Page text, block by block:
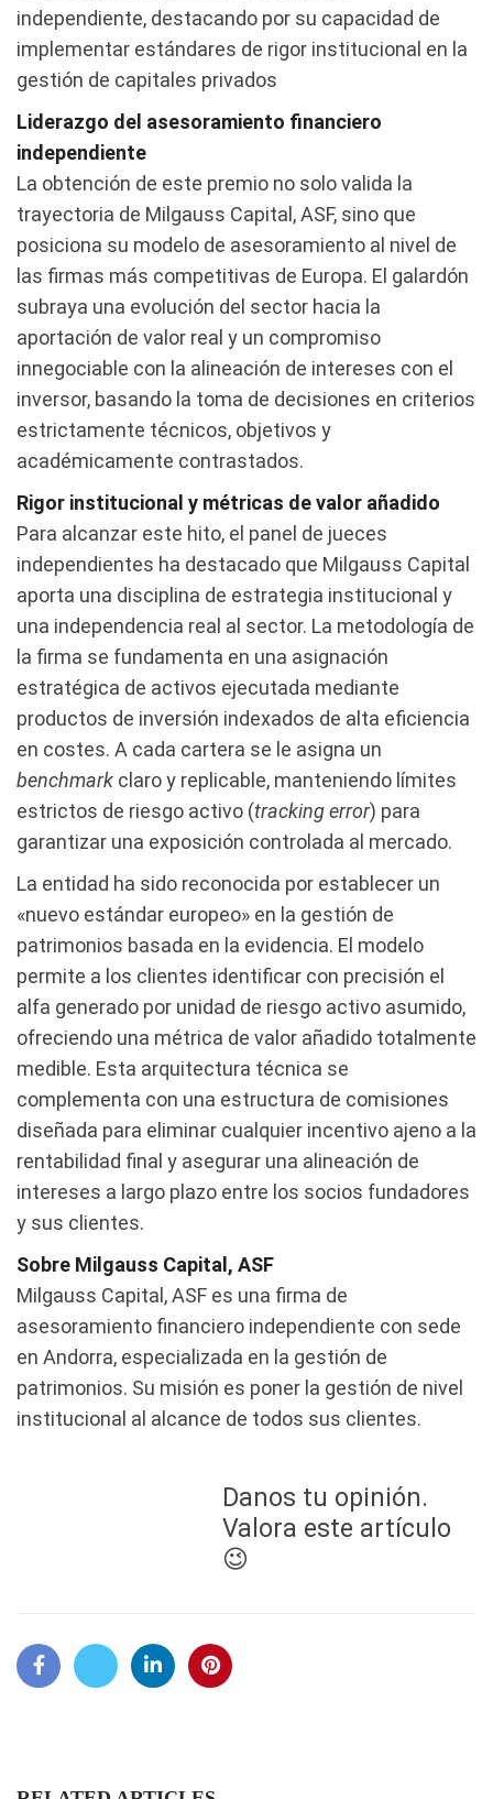
independiente, destacando por su capacidad de
implementar estándares de rigor institucional en la
gestión de capitales privados
Liderazgo del asesoramiento financiero
independiente
La obtención de este premio no solo valida la
trayectoria de Milgauss Capital, ASF, sino que
posiciona su modelo de asesoramiento al nivel de
las firmas más competitivas de Europa. El galardón
subraya una evolución del sector hacia la
aportación de valor real y un compromiso
innegociable con la alineación de intereses con el
inversor, basando la toma de decisiones en criterios
estrictamente técnicos, objetivos y
académicamente contrastados.
Rigor institucional y métricas de valor añadido
Para alcanzar este hito, el panel de jueces
independientes ha destacado que Milgauss Capital
aporta una disciplina de estrategia institucional y
una independencia real al sector. La metodología de
la firma se fundamenta en una asignación
estratégica de activos ejecutada mediante
productos de inversión indexados de alta eficiencia
en costes. A cada cartera se le asigna un
benchmark claro y replicable, manteniendo límites
estrictos de riesgo activo (tracking error) para
garantizar una exposición controlada al mercado.
La entidad ha sido reconocida por establecer un
«nuevo estándar europeo» en la gestión de
patrimonios basada en la evidencia. El modelo
permite a los clientes identificar con precisión el
alfa generado por unidad de riesgo activo asumido,
ofreciendo una métrica de valor añadido totalmente
medible. Esta arquitectura técnica se
complementa con una estructura de comisiones
diseñada para eliminar cualquier incentivo ajeno a la
rentabilidad final y asegurar una alineación de
intereses a largo plazo entre los socios fundadores
y sus clientes.
Sobre Milgauss Capital, ASF
Milgauss Capital, ASF es una firma de
asesoramiento financiero independiente con sede
en Andorra, especializada en la gestión de
patrimonios. Su misión es poner la gestión de nivel
institucional al alcance de todos sus clientes.
Danos tu opinión.
Valora este artículo
😉